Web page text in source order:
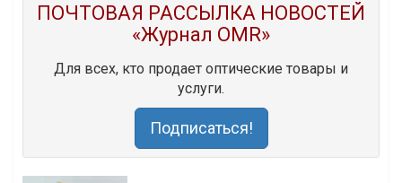
ПОЧТОВАЯ РАССЫЛКА НОВОСТЕЙ
«Журнал OMR»
Для всех, кто продает оптические товары и
услуги.
Подписаться!